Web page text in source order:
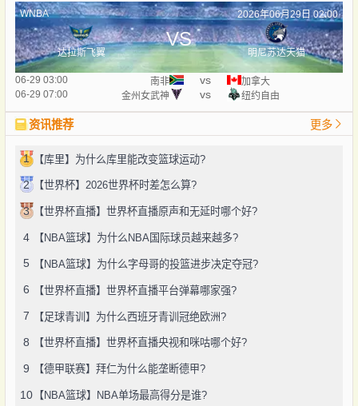
WNBA 2026年06月29日 02:00
达拉斯飞翼
VS
明尼苏达天猫
06-29 03:00 南非 vs
加拿大
06-29 07:00
金州女武神 vs 纽约自由
资讯推荐 更多
1 【库里】为什么库里能改变篮球运动?
2 【世界杯】2026世界杯时差怎么算?
3 【世界杯直播】世界杯直播原声和无延时哪个好?
4 【NBA篮球】为什么NBA国际球员越来越多?
5 【NBA篮球】为什么字母哥的投篮进步决定夺冠?
6 【世界杯直播】世界杯直播平台弹幕哪家强?
7 【足球青训】为什么西班牙青训冠绝欧洲?
8 【世界杯直播】世界杯直播央视和咪咕哪个好?
9 【德甲联赛】拜仁为什么能垄断德甲?
10 【NBA篮球】NBA单场最高得分是谁?